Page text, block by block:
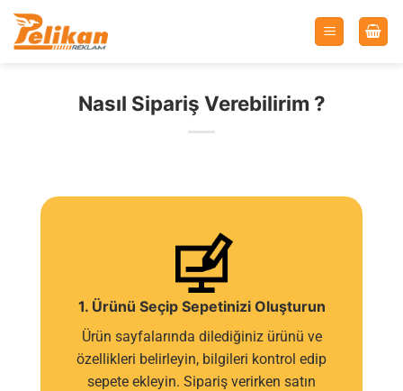
İçeriğe
atla
Nasıl Sipariş Verebilirim ?
1. Ürünü Seçip Sepetinizi Oluşturun
Ürün sayfalarında dilediğiniz ürünü ve
özellikleri belirleyin, bilgileri kontrol edip
sepete ekleyin. Sipariş verirken satın